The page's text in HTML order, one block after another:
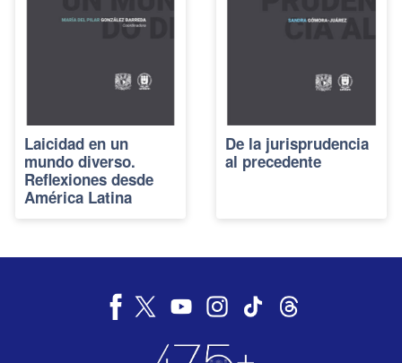
Laicidad en un
mundo diverso.
Reflexiones desde
América Latina
De la jurisprudencia
al precedente